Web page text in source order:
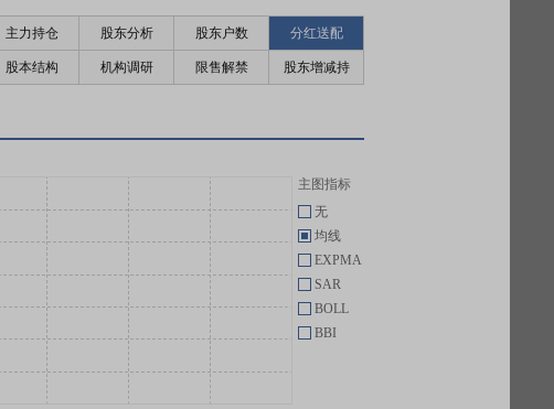
主力持仓 股东分析 股东户数 分红送配
股本结构 机构调研 限售解禁 股东增减持
主图指标
无
均线
EXPMA
SAR
BOLL
BBI